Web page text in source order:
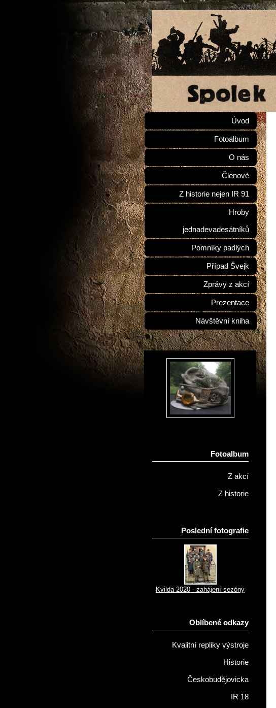
Úvod
Fotoalbum
O nás
Členové
Z historie nejen IR 91
Hroby
jednadevadesátníků
Pomníky padlých
Případ Švejk
Zprávy z akcí
Prezentace
Návštěvní kniha
Fotoalbum
Z akcí
Z historie
Poslední fotografie
Kvilda 2020 - zahájení sezóny
Oblíbené odkazy
Kvalitní repliky výstroje
Historie
Českobudějovicka
IR 18